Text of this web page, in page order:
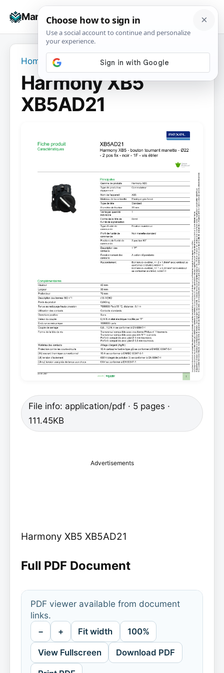
Manuals+
☰
Home Harmony XB5 XB5AD21
Harmony XB5
XB5AD21
File info: application/pdf · 5 pages ·
111.45KB
Advertisements
Harmony XB5 XB5AD21
Full PDF Document
PDF viewer available from document
links.
− + Fit width 100%
View Fullscreen Download PDF